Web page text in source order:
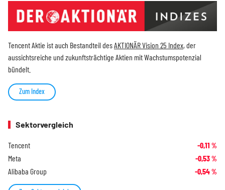
Tencent Aktie ist auch Bestandteil desAKTIONÄR Vision 25 Index, der
aussichtsreiche und zukunftsträchtige Aktien mit Wachstumspotenzial
bündelt.
Zum Index
Sektorvergleich
Tencent -0,11 %
Meta -0,53%
Alibaba Group -0,54%